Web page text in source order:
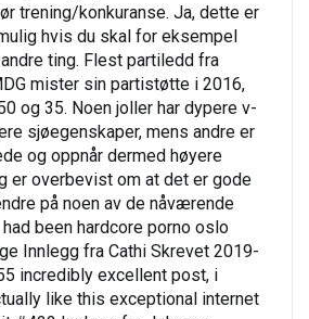
trening/konkuranse. Ja, dette er
hvis du skal for eksempel
ting. Flest partiledd fra
mister sin partistøtte i 2016,
og 35. Noen joller har dypere v-
sjøegenskaper, mens andre er
og oppnår dermed høyere
er overbevist om at det er gode
på noen av de nåværende
been hardcore porno oslo
Innlegg fra Cathi Skrevet 2019-
incredibly excellent post, i
like this exceptional internet